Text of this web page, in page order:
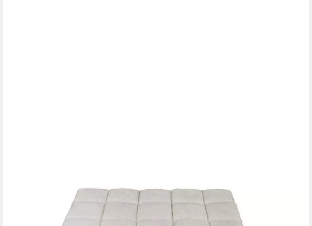
Topper Auflage Lammflor, Schurwolle, Topper mit Merinowolle